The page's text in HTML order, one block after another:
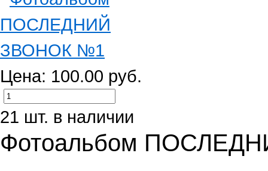
Цена: 100.00 руб.
21 шт. в наличии
Фотоальбом